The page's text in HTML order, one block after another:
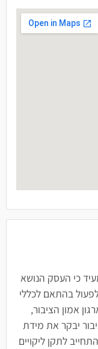
כי העסק הנושא
בהתאם לכללי
אמון הציבור,
יבקר את מידת
לתקן ליקויים